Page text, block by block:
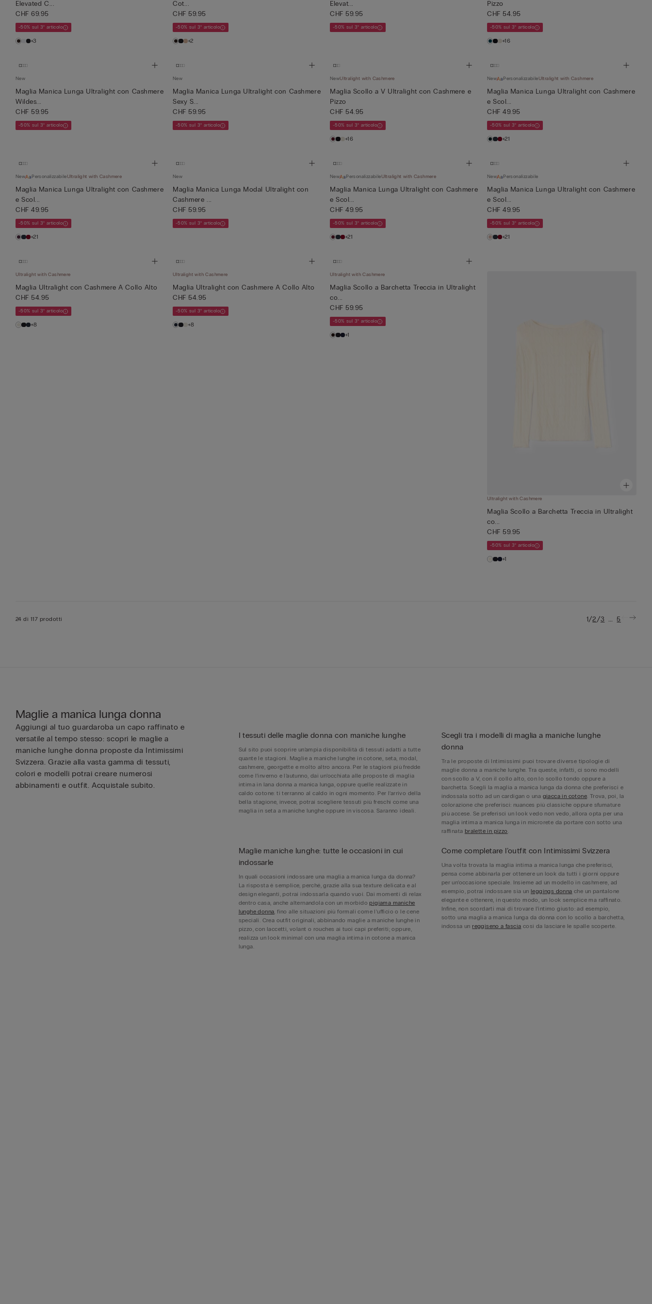
Elevated C...
CHF 69.95
-50% sul 3° articolo
+3
Cot...
CHF 59.95
-50% sul 3° articolo
+2
Elevat...
CHF 59.95
-50% sul 3° articolo
Pizzo
CHF 54.95
-50% sul 3° articolo
+16
New
Maglia Manica Lunga Ultralight con Cashmere
Wildes...
CHF 59.95
-50% sul 3° articolo
New
Maglia Manica Lunga Ultralight con Cashmere
Sexy S...
CHF 59.95
-50% sul 3° articolo
NewUltralight with Cashmere
Maglia Scollo a V Ultralight con Cashmere e
Pizzo
CHF 54.95
-50% sul 3° articolo
+16
New PersonalizzabileUltralight with Cashmere
Maglia Manica Lunga Ultralight con Cashmere
e Scol...
CHF 49.95
-50% sul 3° articolo
+21
New PersonalizzabileUltralight with Cashmere
Maglia Manica Lunga Ultralight con Cashmere
e Scol...
CHF 49.95
-50% sul 3° articolo
+21
New
Maglia Manica Lunga Modal Ultralight con
Cashmere ...
CHF 59.95
-50% sul 3° articolo
New PersonalizzabileUltralight with Cashmere
Maglia Manica Lunga Ultralight con Cashmere
e Scol...
CHF 49.95
-50% sul 3° articolo
+21
New Personalizzabile
Maglia Manica Lunga Ultralight con Cashmere
e Scol...
CHF 49.95
-50% sul 3° articolo
+21
Ultralight with Cashmere
Maglia Ultralight con Cashmere A Collo Alto
CHF 54.95
-50% sul 3° articolo
+8
Ultralight with Cashmere
Maglia Ultralight con Cashmere A Collo Alto
CHF 54.95
-50% sul 3° articolo
+8
Ultralight with Cashmere
Maglia Scollo a Barchetta Treccia in Ultralight
co...
CHF 59.95
-50% sul 3° articolo
+1
Ultralight with Cashmere
Maglia Scollo a Barchetta Treccia in Ultralight
co...
CHF 59.95
-50% sul 3° articolo
+1
24 di 117 prodotti 1/2/3 ... 5
Maglie a manica lunga donna
Aggiungi al tuo guardaroba un capo raffinato e
versatile al tempo stesso: scopri le maglie a
maniche lunghe donna proposte da Intimissimi
Svizzera. Grazie alla vasta gamma di tessuti,
colori e modelli potrai creare numerosi
abbinamenti e outfit. Acquistale subito.
I tessuti delle maglie donna con maniche lunghe
Sul sito puoi scoprire un’ampia disponibilità di tessuti adatti a tutte
quante le stagioni. Maglie a maniche lunghe in cotone, seta, modal,
cashmere, georgette e molto altro ancora. Per le stagioni più fredde
come l’inverno e l’autunno, dai un’occhiata alle proposte di maglia
intima in lana donna a manica lunga, oppure quelle realizzate in
caldo cotone: ti terranno al caldo in ogni momento. Per l’arrivo della
bella stagione, invece, potrai scegliere tessuti più freschi come una
maglia in seta a maniche lunghe oppure in viscosa. Saranno ideali.
Scegli tra i modelli di maglia a maniche lunghe
donna
Tra le proposte di Intimissimi puoi trovare diverse tipologie di
maglie donna a maniche lunghe. Tra queste, infatti, ci sono modelli
con scollo a V, con il collo alto, con lo scollo tondo oppure a
barchetta. Scegli la maglia a manica lunga da donna che preferisci e
indossala sotto ad un cardigan o una giacca in cotone. Trova, poi, la
colorazione che preferisci: nuances più classiche oppure sfumature
più accese. Se preferisci un look vedo non vedo, allora opta per una
maglia intima a manica lunga in microrete da portare con sotto una
raffinata bralette in pizzo .
Maglie maniche lunghe: tutte le occasioni in cui
indossarle
In quali occasioni indossare una maglia a manica lunga da donna?
La risposta è semplice, perché, grazie alla sua texture delicata e al
design eleganti, potrai indossarla quando vuoi. Dai momenti di relax
dentro casa, anche alternandola con un morbidopigiama maniche
lunghe donna, fino alle situazioni più formali come l’ufficio o le cene
speciali. Crea outfit originali, abbinando maglie a maniche lunghe in
pizzo, con laccetti, volant o rouches ai tuoi capi preferiti; oppure,
realizza un look minimal con una maglia intima in cotone a manica
lunga.
Come completare l’outfit con Intimissimi Svizzera
Una volta trovata la maglia intima a manica lunga che preferisci,
pensa come abbinarla per ottenere un look da tutti i giorni oppure
per un’occasione speciale. Insieme ad un modello in cashmere, ad
esempio, potrai indossare sia unleggings donna che un pantalone
elegante e ottenere, in questo modo, un look semplice ma raffinato.
Infine, non scordarti mai di trovare l’intimo giusto: ad esempio,
sotto una maglia a manica lunga da donna con lo scollo a barchetta,
indossa unreggiseno a fascia così da lasciare le spalle scoperte.